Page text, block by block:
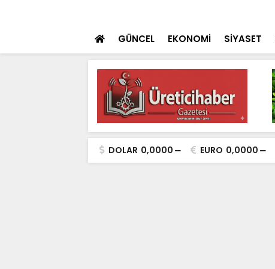
GÜNCEL EKONOMİ SİYASET
DOLAR 0,0000 EURO 0,0000